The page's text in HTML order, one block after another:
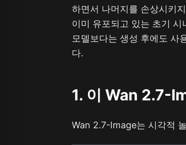
하면서 나머지를 손상시키
이미 유포되고 있는 초기
모델보다는 생성 후에도 사
다.
1. 이 Wan 2.7-
Wan 2.7-Image는 시각적